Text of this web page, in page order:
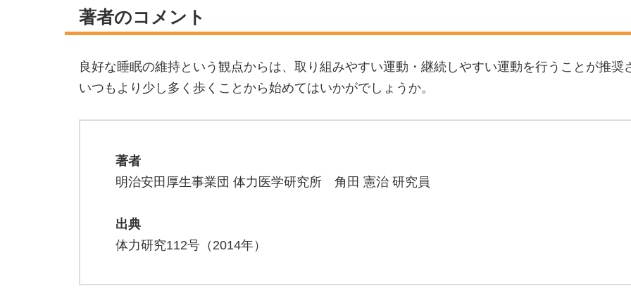
著者のコメント
良好な睡眠の維持という観点からは、取り組みやすい運動・継続しやすい運動を行うことが推奨
いつもより少し多く歩くことから始めてはいかがでしょうか。
著者
明治安田厚生事業団 体力医学研究所 角田 憲治 研究員
出典
体力研究112号（2014年）